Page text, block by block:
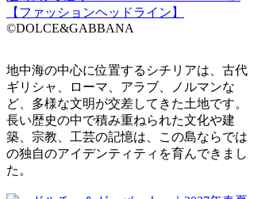
©DOLCE&GABBANA
地中海の中心に位置するシチリアは、古代
ギリシャ、ローマ、アラブ、ノルマンな
ど、多様な文明が交差してきた土地です。
長い歴史の中で積み重ねられた文化や建
築、宗教、工芸の記憶は、この島ならでは
の独自のアイデンティティを育んできまし
た。